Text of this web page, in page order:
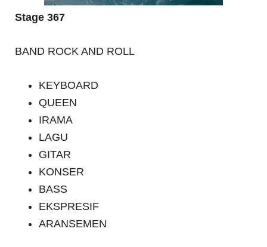
Stage 367
BAND ROCK AND ROLL
KEYBOARD
QUEEN
IRAMA
LAGU
GITAR
KONSER
BASS
EKSPRESIF
ARANSEMEN